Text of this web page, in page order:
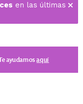
en las últimas
ayudamosaquí